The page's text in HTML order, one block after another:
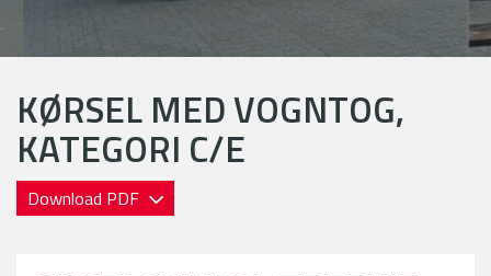
KØRSEL MED VOGNTOG,
KATEGORI C/E
Download PDF